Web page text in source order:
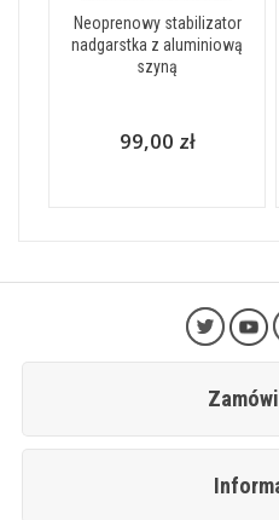
Neoprenowy stabilizator
nadgarstka z aluminiową
szyną
99,00 zł